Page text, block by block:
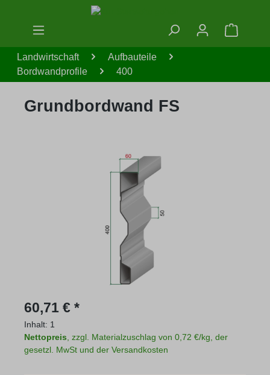
Zum Hauptinhalt springen
Landwirtschaft
Aufbauteile
Bordwandprofile
400
Grundbordwand FS
Bildergalerie überspringen
Regulärer Preis:
60,71 € *
Inhalt: 1
Nettopreis , zzgl. Materialzuschlag von 0,72 €/kg, der
gesetzl. MwSt und der Versandkosten